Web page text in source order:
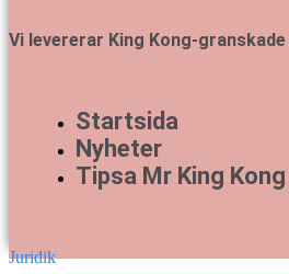
Vi levererar King Kong-
Startsida
Nyheter
Tipsa Mr King Kong
Juridik